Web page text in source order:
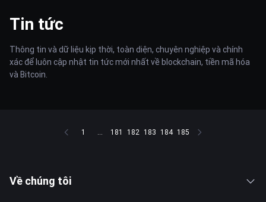
Tin tức
Thông tin và dữ liệu kịp thời, toàn diện, chuyên nghiệp và chính
xác để luôn cập nhật tin tức mới nhất về blockchain, tiền mã hóa
và Bitcoin.
1 ... 181 182 183 184 185
Về chúng tôi